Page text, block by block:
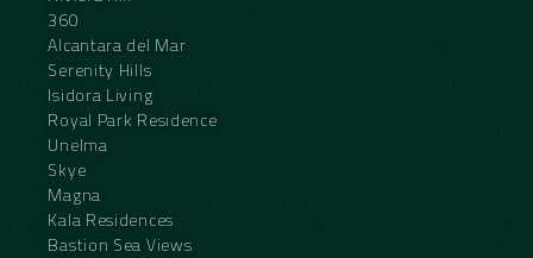
360
Alcantara del Mar
Serenity Hills
Isidora Living
Royal Park Residence
Unelma
Skye
Magna
Kala Residences
Bastion Sea Views